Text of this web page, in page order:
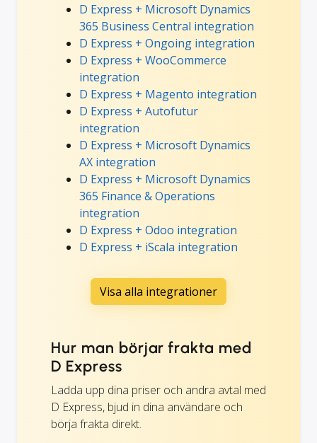
D Express + Microsoft Dynamics
365 Business Central integration
D Express + Ongoing integration
D Express + WooCommerce
integration
D Express + Magento integration
D Express + Autofutur
integration
D Express + Microsoft Dynamics
AX integration
D Express + Microsoft Dynamics
365 Finance & Operations
integration
D Express + Odoo integration
D Express + iScala integration
Visa alla integrationer
Hur man börjar frakta med
D Express
Ladda upp dina priser och andra avtal med
D Express, bjud in dina användare och
börja frakta direkt.